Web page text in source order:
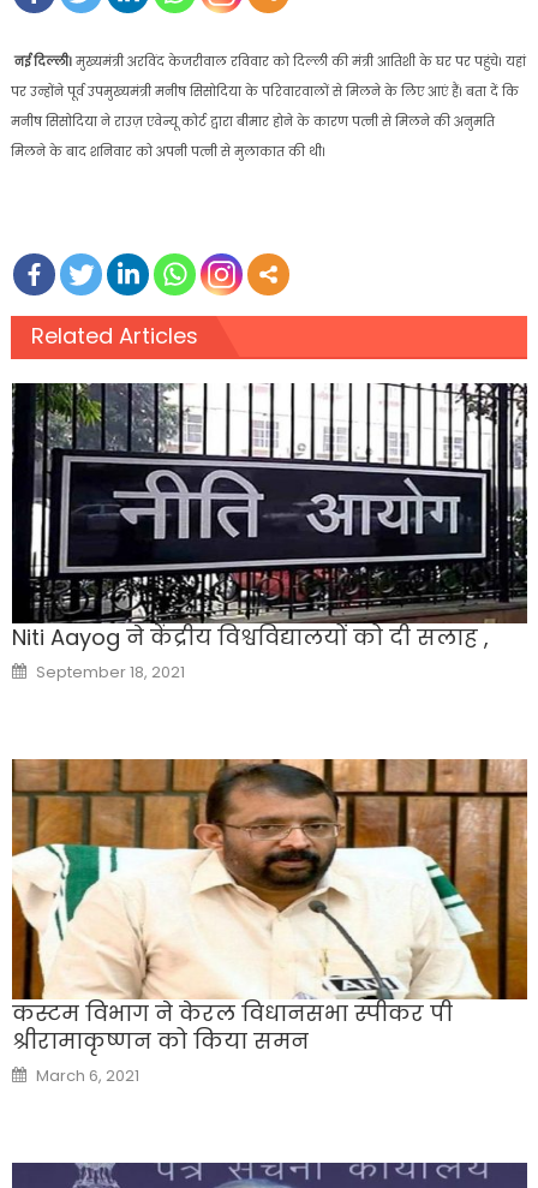
नई दिल्ली।मुख्यमंत्री अरविंद केजरीवाल रविवार को दिल्ली की मंत्री आतिशी के घर पर पहुंचे। यहां
पर उन्होंने पूर्व उपमुख्यमंत्री मनीष सिसोदिया के परिवारवालों से मिलने के लिए आएं हैं। बता दें कि
मनीष सिसोदिया ने राउज़ एवेन्यू कोर्ट द्वारा बीमार होने के कारण पत्नी से मिलने की अनुमति
मिलने के बाद शनिवार को अपनी पत्नी से मुलाकात की थी।
Related Articles
Niti Aayog ने केंद्रीय विश्वविद्यालयों को दी सलाह ,
Posted
on
September 18, 2021
कस्टम विभाग ने केरल विधानसभा स्पीकर पी
श्रीरामाकृष्णन को किया समन
Posted
on
March 6, 2021